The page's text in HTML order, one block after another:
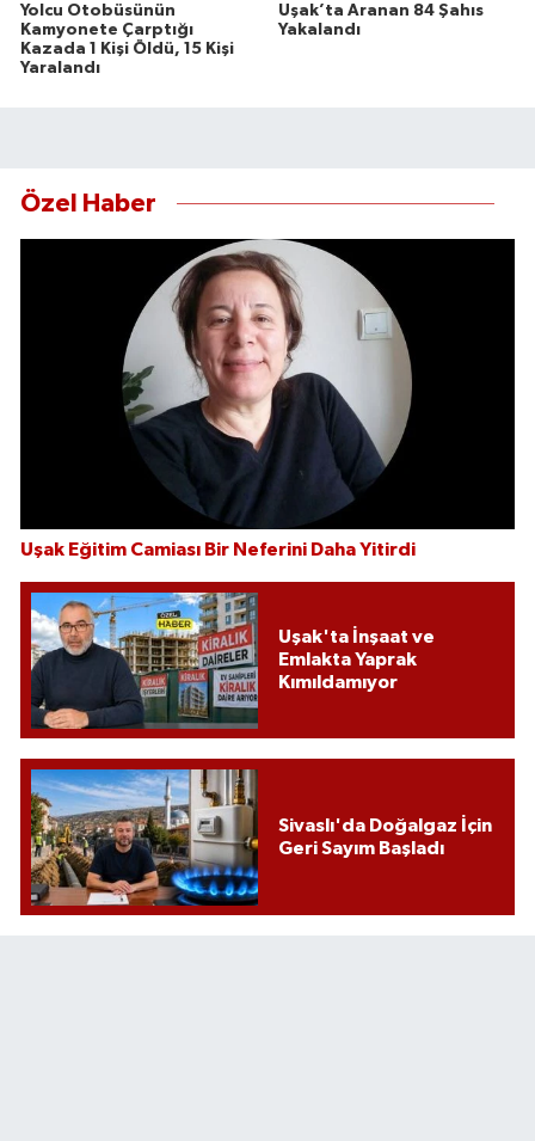
Yolcu Otobüsünün
Kamyonete Çarptığı
Kazada 1 Kişi Öldü, 15 Kişi
Yaralandı
Uşak’ta Aranan 84 Şahıs
Yakalandı
Özel Haber
Uşak Eğitim Camiası Bir Neferini Daha Yitirdi
Uşak'ta İnşaat ve
Emlakta Yaprak
Kımıldamıyor
Sivaslı'da Doğalgaz İçin
Geri Sayım Başladı